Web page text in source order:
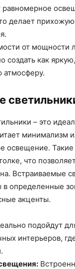
делает прихожую
от мощности
создать как
атмосферу.
– это
минимализм
освещение.
что
Встраиваемые
в определенные
акценты.
подойдут
интерьеров,